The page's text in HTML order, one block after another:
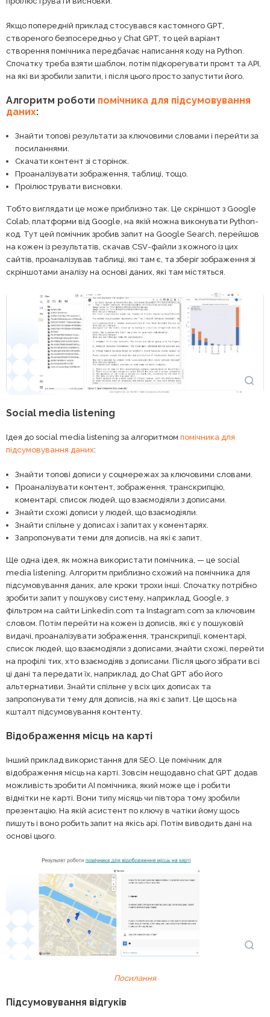
Якщо попередній приклад стосувався кастомного GPT,
створеного безпосередньо у Chat GPT, то цей варіант
створення помічника передбачає написання коду на Python.
Спочатку треба взяти шаблон, потім підкорегувати промт та API,
на які ви зробили запити, і після цього просто запустити його.
Алгоритм роботи помічника для підсумовування
даних:
Знайти топові результати за ключовими словами і перейти за
посиланнями.
Скачати контент зі сторінок.
Проаналізувати зображення, таблиці, тощо.
Проілюструвати висновки.
Тобто виглядати це може приблизно так. Це скріншот з Google
Colab, платформи від Google, на якій можна виконувати Python-
код. Тут цей помічник зробив запит на Google Search, перейшов
на кожен із результатів, скачав CSV-файли з кожного із цих
сайтів, проаналізував таблиці, які там є, та зберіг зображення зі
скріншотами аналізу на основі даних, які там містяться.
Social media listening
Ідея до social media listening за алгоритмом помічника для
підсумовування даних:
Знайти топові дописи у соцмережах за ключовими словами.
Проаналізувати контент, зображення, транскрипцію,
коментарі, список людей, що взаємодіяли з дописами.
Знайти схожі дописи у людей, що взаємодіяли.
Знайти спільне у дописах і запитах у коментарях.
Запропонувати теми для дописів, на які є запит.
Ще одна ідея, як можна використати помічника, — це social
media listening. Алгоритм приблизно схожий на помічника для
підсумовування даних, але кроки трохи інші. Спочатку потрібно
зробити запит у пошукову систему, наприклад, Google, з
фільтром на сайти Linkedin.com та Instagram.com за ключовим
словом. Потім перейти на кожен із дописів, які є у пошуковій
видачі, проаналізувати зображення, транскрипції, коментарі,
список людей, що взаємодіяли з дописами, знайти схожі, перейти
на профілі тих, хто взаємодіяв з дописами. Після цього зібрати всі
ці дані та передати їх, наприклад, до Chat GPT або його
альтернативи. Знайти спільне у всіх цих дописах та
запропонувати тему для дописів, на які є запит. Це щось на
кшталт підсумовування контенту.
Відображення місць на карті
Інший приклад використання для SEO. Це помічник для
відображення місць на карті. Зовсім нещодавно chat GPT додав
можливість зробити АІ помічника, який може ще і робити
відмітки не карті. Вони типу місяць чи півтора тому зробили
презентацію. На якій асистент по ключу в чатіки йому щось
пишуть і воно робить запит на якісь api. Потім виводить дані на
основі цього.
Посилання
Підсумовування відгуків